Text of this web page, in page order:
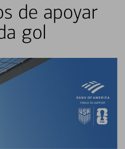
de apoyar
gol